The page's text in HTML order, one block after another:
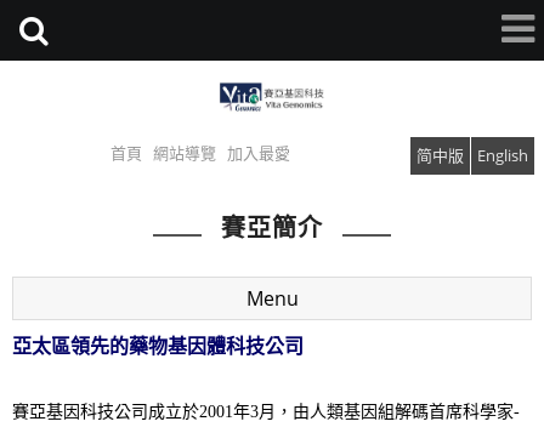
首頁 網站導覽 加入最愛 简中版 English
賽亞簡介
Menu
亞太區領先的藥物基因體科技公司
賽亞基因科技公司成立於2001年3月，由人類基因組解碼首席科學家-